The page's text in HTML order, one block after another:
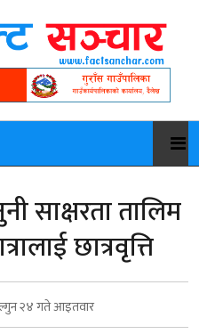
साक्षरता तालिम
छात्रवृत्ति
२४ गते आइतवार